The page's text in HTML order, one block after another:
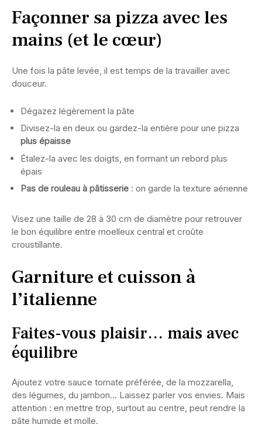
Façonner sa pizza avec les
mains (et le cœur)
Une fois la pâte levée, il est temps de la travailler avec
douceur.
Dégazez légèrement la pâte
Divisez-la en deux ou gardez-la entière pour une pizza
plus épaisse
Étalez-la avec les doigts, en formant un rebord plus
épais
Pas de rouleau à pâtisserie : on garde la texture aérienne
Visez une taille de 28 à 30 cm de diamètre pour retrouver
le bon équilibre entre moelleux central et croûte
croustillante.
Garniture et cuisson à
l’italienne
Faites-vous plaisir… mais avec
équilibre
Ajoutez votre sauce tomate préférée, de la mozzarella,
des légumes, du jambon… Laissez parler vos envies. Mais
attention : en mettre trop, surtout au centre, peut rendre la
pâte humide et molle.